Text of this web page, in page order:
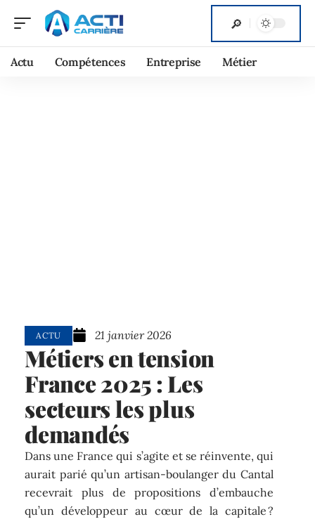
Actu Compétences Entreprise Métier
ACTU 21 janvier 2026
Métiers en tension
France 2025 : Les
secteurs les plus
demandés
Dans une France qui s’agite et se réinvente, qui
aurait parié qu’un artisan-boulanger du Cantal
recevrait plus de propositions d’embauche
qu’un développeur au cœur de la capitale ?